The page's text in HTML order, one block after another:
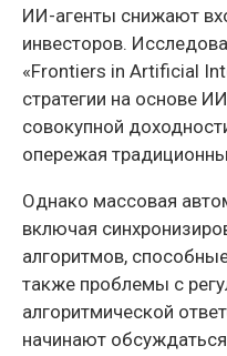
ИИ-агенты снижают
инвесторов.
«Frontiers in Artificial
стратегии на основе
совокупной
опережая
Однако массовая
включая
алгоритмов,
также проблемы с
алгоритмической
начинают обсуждаться